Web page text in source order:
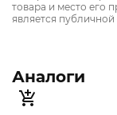
товара и место его
является
Аналоги